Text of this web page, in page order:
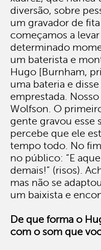
diversão, sobre
um gravador de
começamos a
determinado
um baterista e
Hugo [Burnham,
uma bateria e
emprestada.
Wolfson. O
gente gravou esse
percebe que ele
tempo todo. No
no público: “E
demais!” (risos).
mas não se
um baixista e
De que forma o
com o som que